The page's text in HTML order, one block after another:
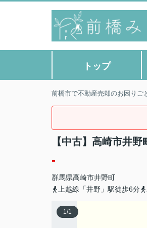
トップ
前橋市で不動産売却のお困りご
【中古】高崎市井
-
群馬県高崎市井野町
上越線「井野」駅徒歩6分
1/1